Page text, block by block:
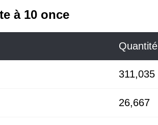
à 10 once
Quantité
311,035
26,667